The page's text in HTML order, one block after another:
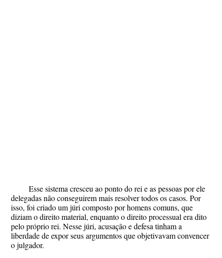
Esse sistema cresceu ao ponto do rei e as pessoas por ele
delegadas não conseguirem mais resolver todos os casos. Por
isso, foi criado um júri composto por homens comuns, que
diziam o direito material, enquanto o direito processual era dito
pelo próprio rei. Nesse júri, acusação e defesa tinham a
liberdade de expor seus argumentos que objetivavam convencer
o julgador.